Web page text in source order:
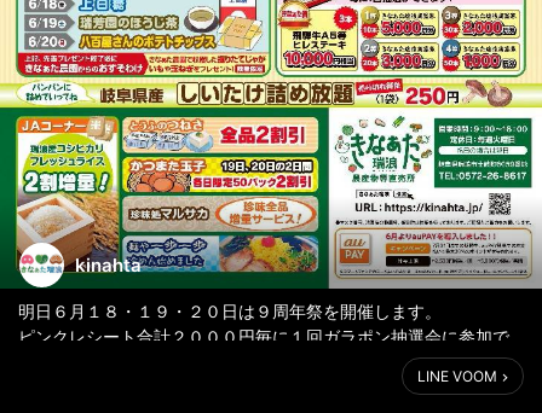
kinahta
明日６月１８・１９・２０日は９周年祭を開催します。
ピンクレシート合計２０００円毎に１回ガラポン抽選会に参加で
また、先着プレゼントやキッチンカーでのボーノポークコロッ
LINE VOOM